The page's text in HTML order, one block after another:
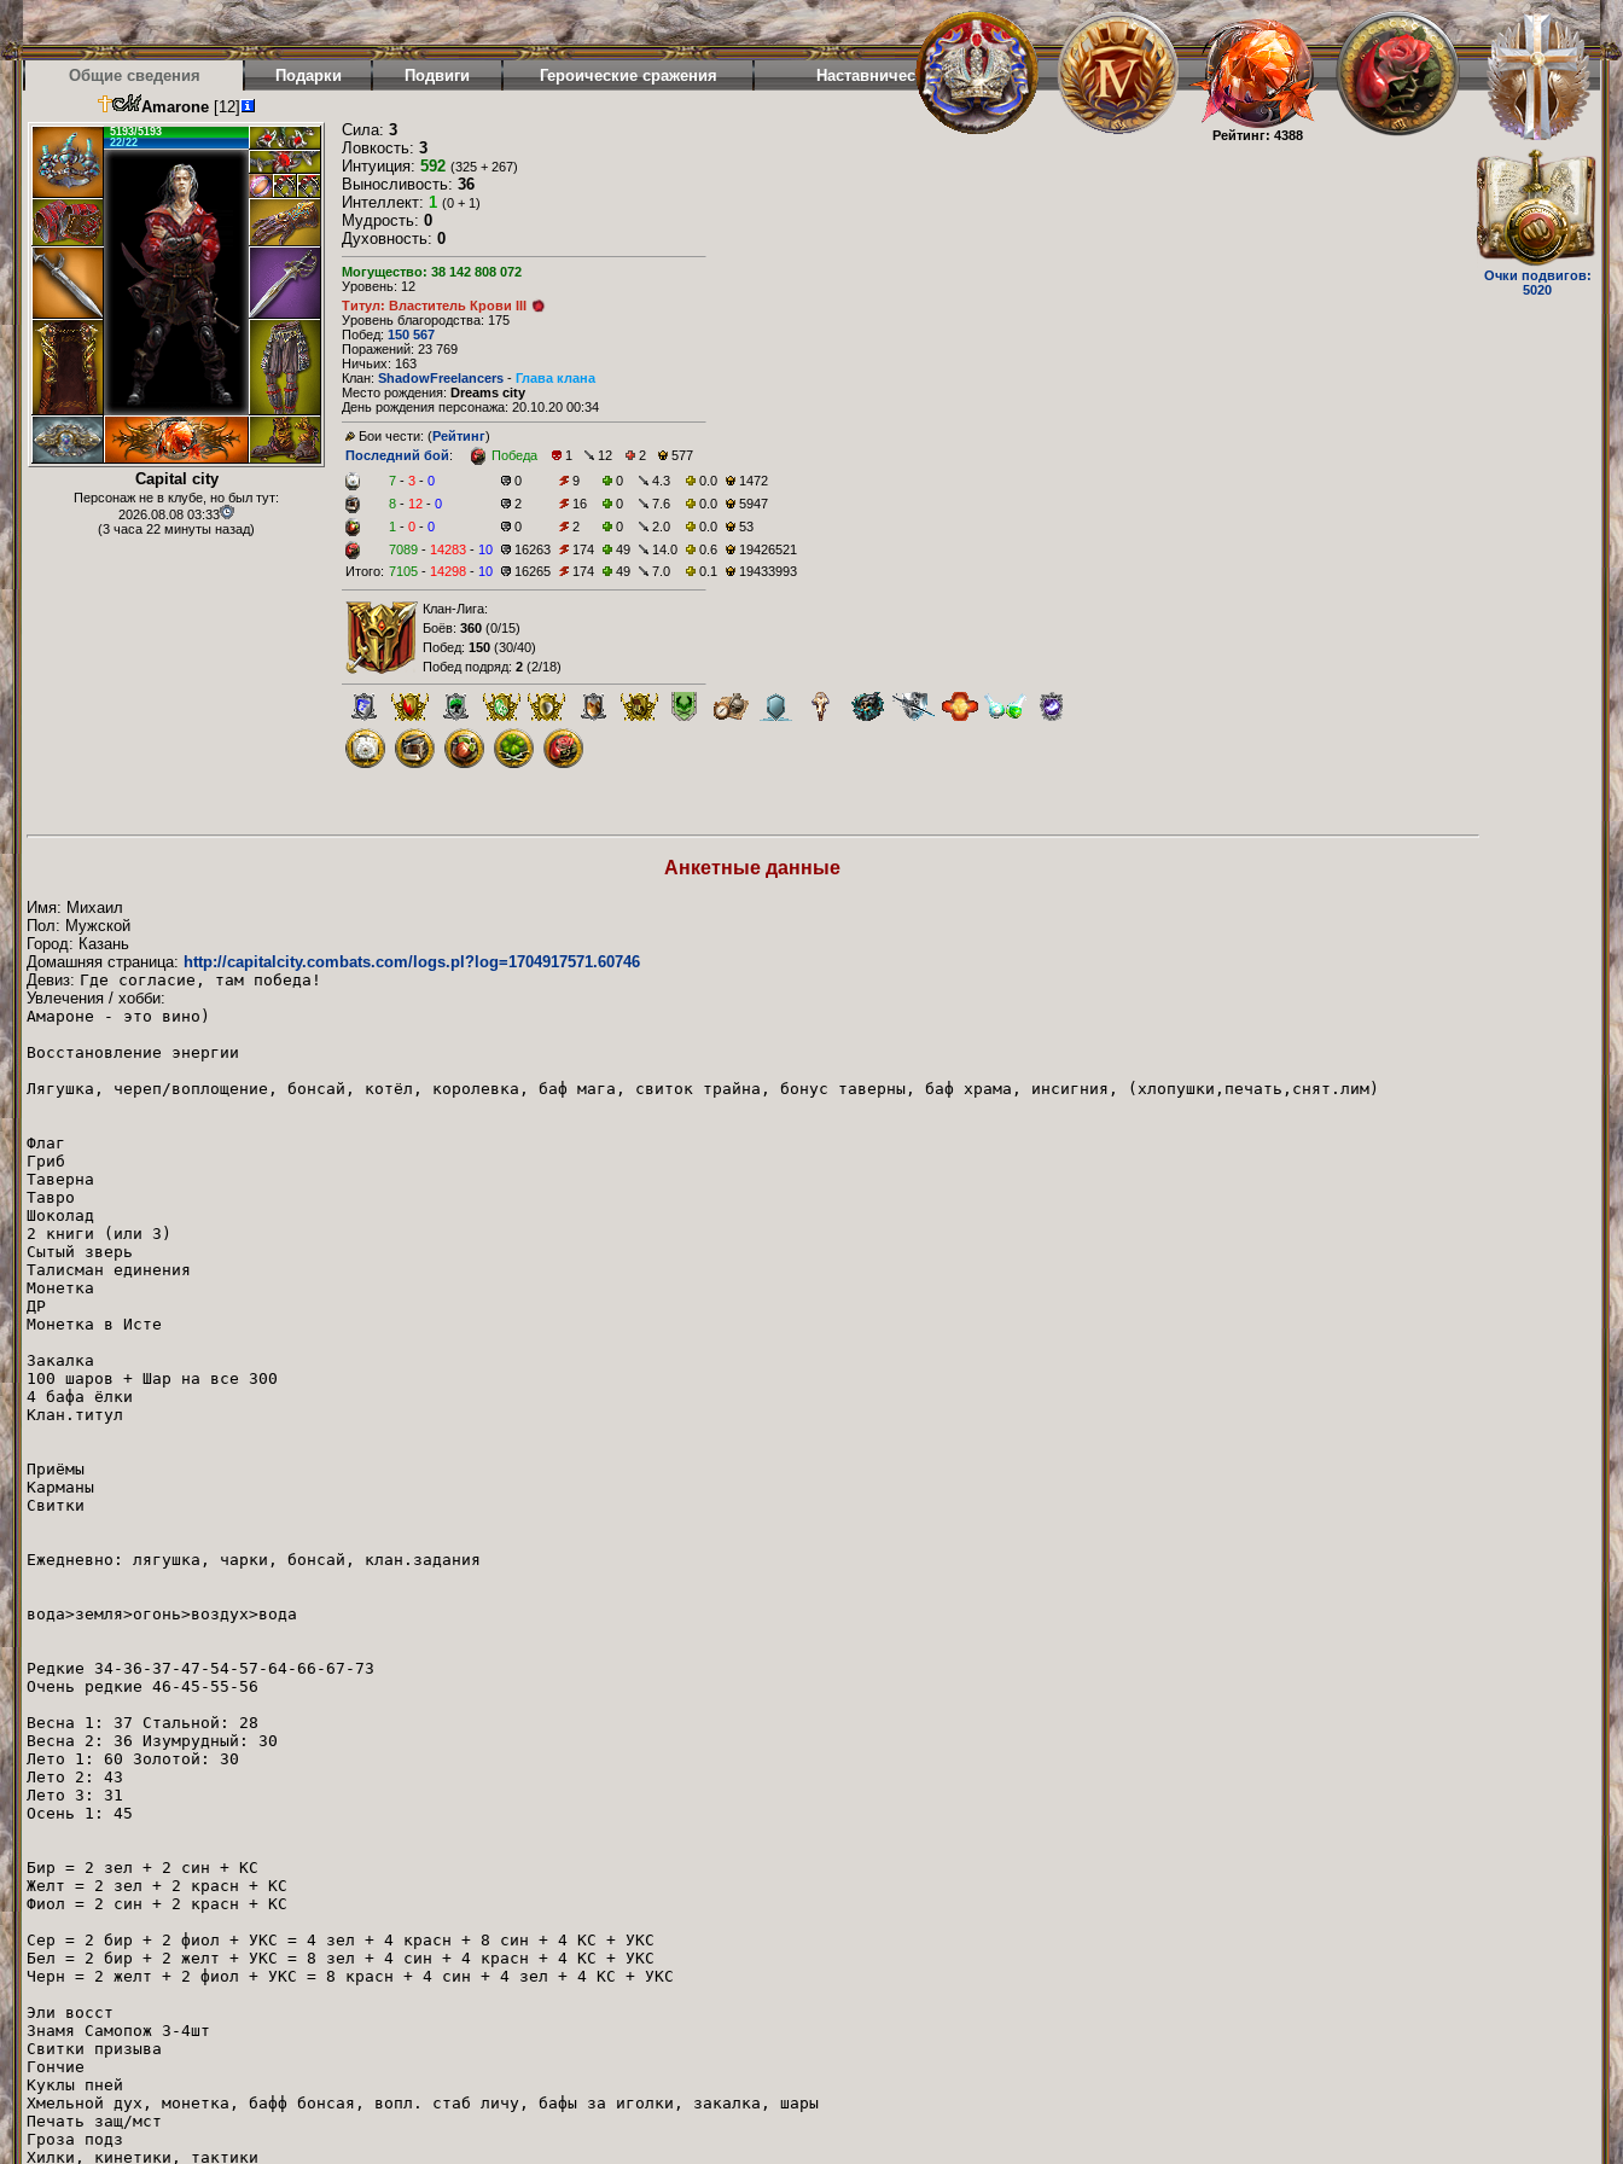
Рейтинг: 4388
Очки подвигов:
5020
Общие сведения Подарки Подвиги Героические сражения
Наставничество
Amarone [12]
5193/5193
22/22
Capital city
Персонаж не в клубе, но был тут:
2026.08.08 03:33
(3 часа 22 минуты назад)
Сила: 3
Ловкость: 3
Интуиция: 592 (325 + 267)
Выносливость: 36
Интеллект: 1 (0 + 1)
Мудрость: 0
Духовность: 0
Могущество: 38 142 808 072
Уровень: 12
Титул: Властитель Крови III
Уровень благородства: 175
Побед: 150 567
Поражений: 23 769
Ничьих: 163
Клан: ShadowFreelancers - Глава клана
Место рождения: Dreams city
День рождения персонажа: 20.10.20 00:34
Бои чести: (Рейтинг)
Последний бой: Победа 1 12 2
577
7 - 3 - 0 0 9 0 4.3 0.0
1472
8 - 12 - 0 2 16 0 7.6 0.0
5947
1 - 0 - 0 0 2 0 2.0 0.0
53
7089 - 14283 - 10 16263 174 49 14.0 0.6
19426521
Итого: 7105 - 14298 - 10 16265 174 49 7.0 0.1 19433993
Клан-Лига:
Боёв: 360 (0/15)
Побед: 150 (30/40)
Побед подряд: 2 (2/18)
Анкетные данные
Имя: Михаил
Пол: Мужской
Город: Казань
Домашняя страница: http://capitalcity.combats.com/logs.pl?log=1704917571.60746
Девиз: Где согласие, там победа!
Увлечения / хобби:
Амароне - это вино)
Восстановление энергии
Лягушка, череп/воплощение, бонсай, котёл, королевка, баф мага, свиток трайна, бонус таверны, баф храма, инсигния, (хлопушки,печать,снят.лим)
Флаг
Гриб
Таверна
Тавро
Шоколад
2 книги (или 3)
Сытый зверь
Талисман единения
Монетка
ДР
Монетка в Исте
Закалка
100 шаров + Шар на все 300
4 бафа ёлки
Клан.титул
Приёмы
Карманы
Свитки
Ежедневно: лягушка, чарки, бонсай, клан.задания
вода>земля>огонь>воздух>вода
Редкие 34-36-37-47-54-57-64-66-67-73
Очень редкие 46-45-55-56
Весна 1: 37 Стальной: 28
Весна 2: 36 Изумрудный: 30
Лето 1: 60 Золотой: 30
Лето 2: 43
Лето 3: 31
Осень 1: 45
Бир = 2 зел + 2 син + КС
Желт = 2 зел + 2 красн + КС
Фиол = 2 син + 2 красн + КС
Сер = 2 бир + 2 фиол + УКС = 4 зел + 4 красн + 8 син + 4 КС + УКС
Бел = 2 бир + 2 желт + УКС = 8 зел + 4 син + 4 красн + 4 КС + УКС
Черн = 2 желт + 2 фиол + УКС = 8 красн + 4 син + 4 зел + 4 КС + УКС
Эли восст
Знамя Самопож 3-4шт
Свитки призыва
Гончие
Куклы пней
Хмельной дух, монетка, бафф бонсая, вопл. стаб личу, бафы за иголки, закалка, шары
Печать защ/мст
Гроза подз
Хилки, кинетики, тактики